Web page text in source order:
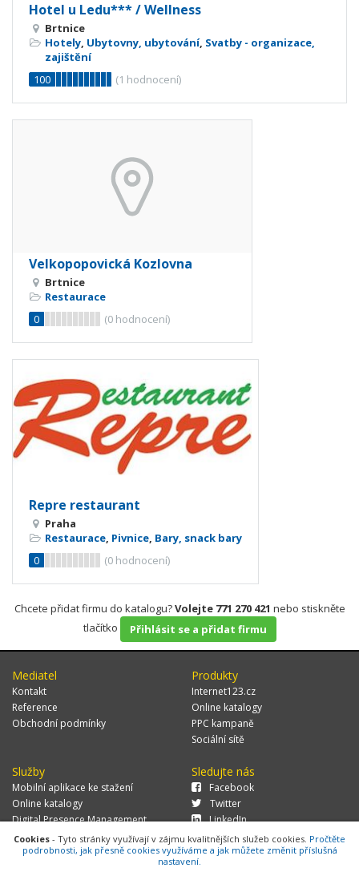
Hotel u Ledu*** / Wellness
Brtnice
Hotely, Ubytovny, ubytování, Svatby - organizace,
zajištění
100
(1 hodnocení)
Velkopopovická Kozlovna
Brtnice
Restaurace
0
(0 hodnocení)
Repre restaurant
Praha
Restaurace, Pivnice, Bary, snack bary
0
(0 hodnocení)
Chcete přidat firmu do katalogu?Volejte 771 270 421 nebo stiskněte
tlačítko
Přihlásit se a přidat firmu
Mediatel
Kontakt
Reference
Obchodní podmínky
Produkty
Internet123.cz
Online katalogy
PPC kampaně
Sociální sítě
Služby
Mobilní aplikace ke stažení
Online katalogy
Digital Presence Management
Více zákazníků
Sledujte nás
Facebook
Twitter
LinkedIn
Cookies - Tyto stránky využívají v zájmu kvalitnějších služeb cookies. Pročtěte
podrobnosti, jak přesně cookies využíváme a jak můžete změnit příslušná
nastavení.